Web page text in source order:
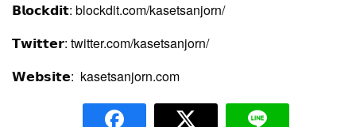
𝗕𝗹𝗼𝗰𝗸𝗱𝗶𝘁: blockdit.com/kasetsanjorn/
𝗧𝘄𝗶𝘁𝘁𝗲𝗿: twitter.com/kasetsanjorn/
𝗪𝗲𝗯𝘀𝗶𝘁𝗲: kasetsanjorn.com